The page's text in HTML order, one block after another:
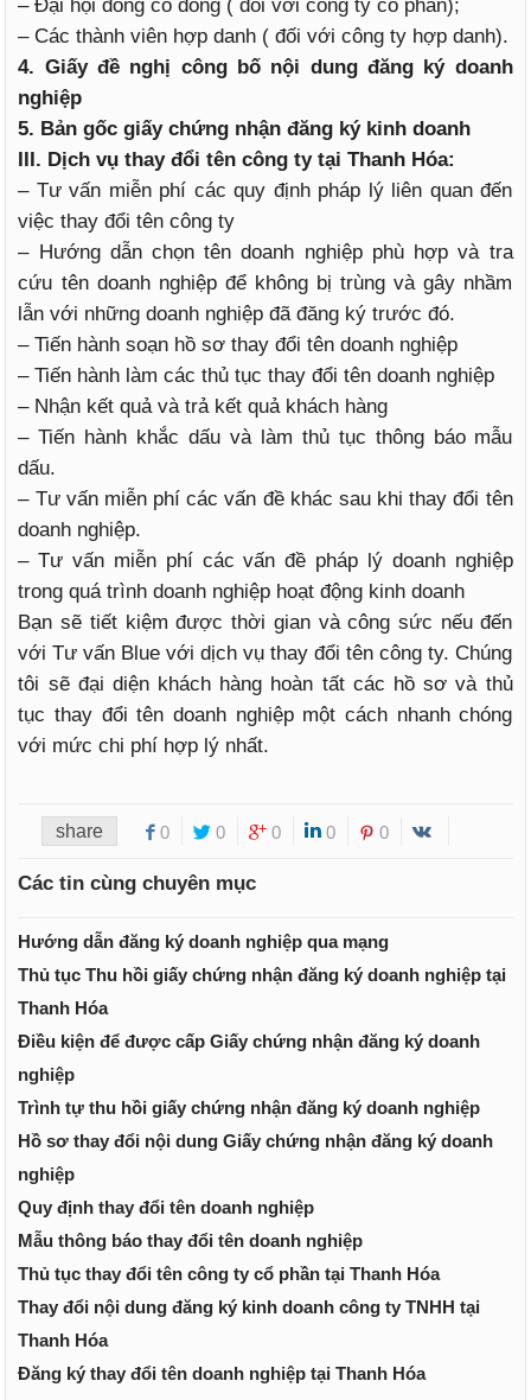
– Đại hội đồng cổ đông ( đối với công ty cổ phần);
– Các thành viên hợp danh ( đối với công ty hợp danh).
4. Giấy đề nghị công bố nội dung đăng ký doanh
nghiệp
5. Bản gốc giấy chứng nhận đăng ký kinh doanh
III. Dịch vụ thay đổi tên công ty tại Thanh Hóa:
– Tư vấn miễn phí các quy định pháp lý liên quan đến
việc thay đổi tên công ty
– Hướng dẫn chọn tên doanh nghiệp phù hợp và tra
cứu tên doanh nghiệp để không bị trùng và gây nhầm
lẫn với những doanh nghiệp đã đăng ký trước đó.
– Tiến hành soạn hồ sơ thay đổi tên doanh nghiệp
– Tiến hành làm các thủ tục thay đổi tên doanh nghiệp
– Nhận kết quả và trả kết quả khách hàng
– Tiến hành khắc dấu và làm thủ tục thông báo mẫu
dấu.
– Tư vấn miễn phí các vấn đề khác sau khi thay đổi tên
doanh nghiệp.
– Tư vấn miễn phí các vấn đề pháp lý doanh nghiệp
trong quá trình doanh nghiệp hoạt động kinh doanh
Bạn sẽ tiết kiệm được thời gian và công sức nếu đến
với Tư vấn Blue với dịch vụ thay đổi tên công ty. Chúng
tôi sẽ đại diện khách hàng hoàn tất các hồ sơ và thủ
tục thay đổi tên doanh nghiệp một cách nhanh chóng
với mức chi phí hợp lý nhất.
share 0 0 0 0 0
Các tin cùng chuyên mục
Hướng dẫn đăng ký doanh nghiệp qua mạng
Thủ tục Thu hồi giấy chứng nhận đăng ký doanh nghiệp tại
Thanh Hóa
Điều kiện để được cấp Giấy chứng nhận đăng ký doanh
nghiệp
Trình tự thu hồi giấy chứng nhận đăng ký doanh nghiệp
Hồ sơ thay đổi nội dung Giấy chứng nhận đăng ký doanh
nghiệp
Quy định thay đổi tên doanh nghiệp
Mẫu thông báo thay đổi tên doanh nghiệp
Thủ tục thay đổi tên công ty cổ phần tại Thanh Hóa
Thay đổi nội dung đăng ký kinh doanh công ty TNHH tại
Thanh Hóa
Đăng ký thay đổi tên doanh nghiệp tại Thanh Hóa